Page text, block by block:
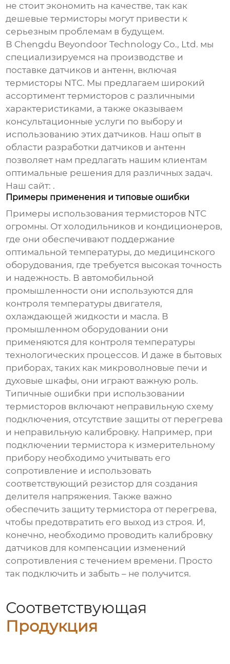
не стоит экономить на качестве, так как
дешевые термисторы могут привести к
серьезным проблемам в будущем.
В Chengdu Beyondoor Technology Co., Ltd. мы
специализируемся на производстве и
поставке датчиков и антенн, включая
термисторы NTC. Мы предлагаем широкий
ассортимент термисторов с различными
характеристиками, а также оказываем
консультационные услуги по выбору и
использованию этих датчиков. Наш опыт в
области разработки датчиков и антенн
позволяет нам предлагать нашим клиентам
оптимальные решения для различных задач.
Наш сайт: .
Примеры применения и типовые ошибки
Примеры использованиятермисторов NTC
огромны. От холодильников и кондиционеров,
где они обеспечивают поддержание
оптимальной температуры, до медицинского
оборудования, где требуется высокая точность
и надежность. В автомобильной
промышленности они используются для
контроля температуры двигателя,
охлаждающей жидкости и масла. В
промышленном оборудовании они
применяются для контроля температуры
технологических процессов. И даже в бытовых
приборах, таких как микроволновые печи и
духовые шкафы, они играют важную роль.
Типичные ошибки при использовании
термисторов включают неправильную схему
подключения, отсутствие защиты от перегрева
и неправильную калибровку. Например, при
подключении термистора к измерительному
прибору необходимо учитывать его
сопротивление и использовать
соответствующий резистор для создания
делителя напряжения. Также важно
обеспечить защиту термистора от перегрева,
чтобы предотвратить его выход из строя. И,
конечно, необходимо проводить калибровку
датчиков для компенсации изменений
сопротивления с течением времени. Просто
так подключить и забыть – не получится.
Соответствующая
Продукция